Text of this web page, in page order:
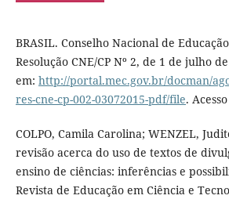
BRASIL. Conselho Nacional de
Resolução CNE/CP Nº 2, de 1 de julho
em: http://portal.mec.gov.br/docman/
res-cne-cp-002-03072015-pdf/file.
COLPO, Camila Carolina; WENZEL,
revisão acerca do uso de textos de
ensino de ciências: inferências e
Revista de Educação em Ciência e